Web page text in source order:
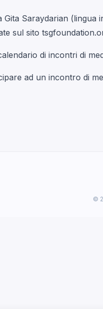
Saraydarian (lingua
sul sito
di incontri di
ad un incontro di
©